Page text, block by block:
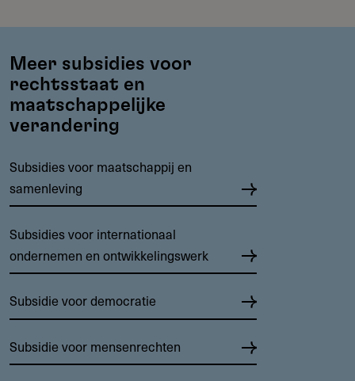
Meer subsidies voor
rechtsstaat en
maatschappelijke
verandering
Subsidies voor maatschappij en
samenleving
Subsidies voor internationaal
ondernemen en ontwikkelingswerk
Subsidie voor democratie
Subsidie voor mensenrechten